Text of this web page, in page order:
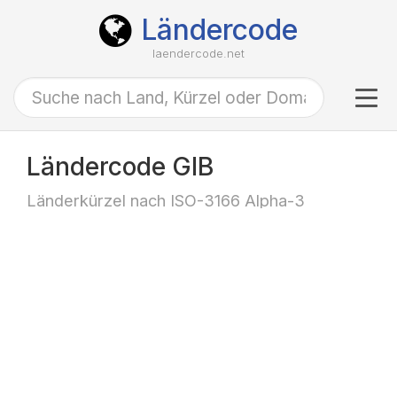
Ländercode
laendercode.net
Ländercode GIB
Länderkürzel nach ISO-3166 Alpha-3